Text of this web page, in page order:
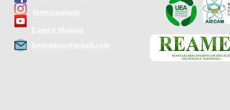
laseramanaus
Lasera Manaus
laseramao@gmail.com